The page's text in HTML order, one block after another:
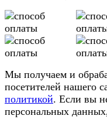
Мы получаем и
посетителей нашего
политикой. Если вы
персональных